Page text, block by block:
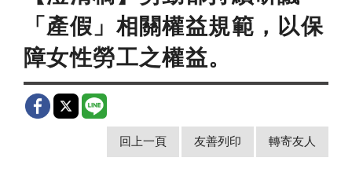
「產假」相關權益規範，以保
障女性勞工之權益。
回上一頁 友善列印 轉寄友人